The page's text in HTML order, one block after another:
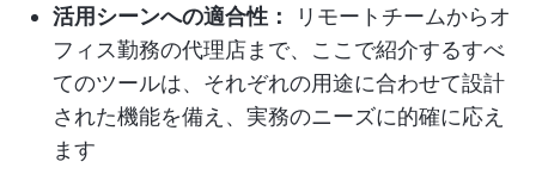
活用シーンへの適合性：
リモートチームからオ
フィス勤務の代理店まで、ここで紹介するすべ
てのツールは、それぞれの用途に合わせて設計
された機能を備え、実務のニーズに的確に応え
ます